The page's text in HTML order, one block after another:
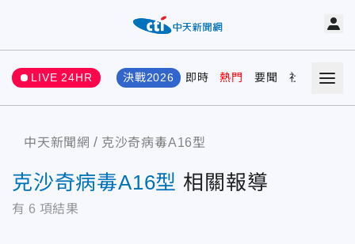
LIVE 24HR 決戰2026 即時 熱門 要聞 社會 娛樂
中天新聞網 克沙奇病毒A16型
克沙奇病毒A16型 相關報導
有 6 項結果